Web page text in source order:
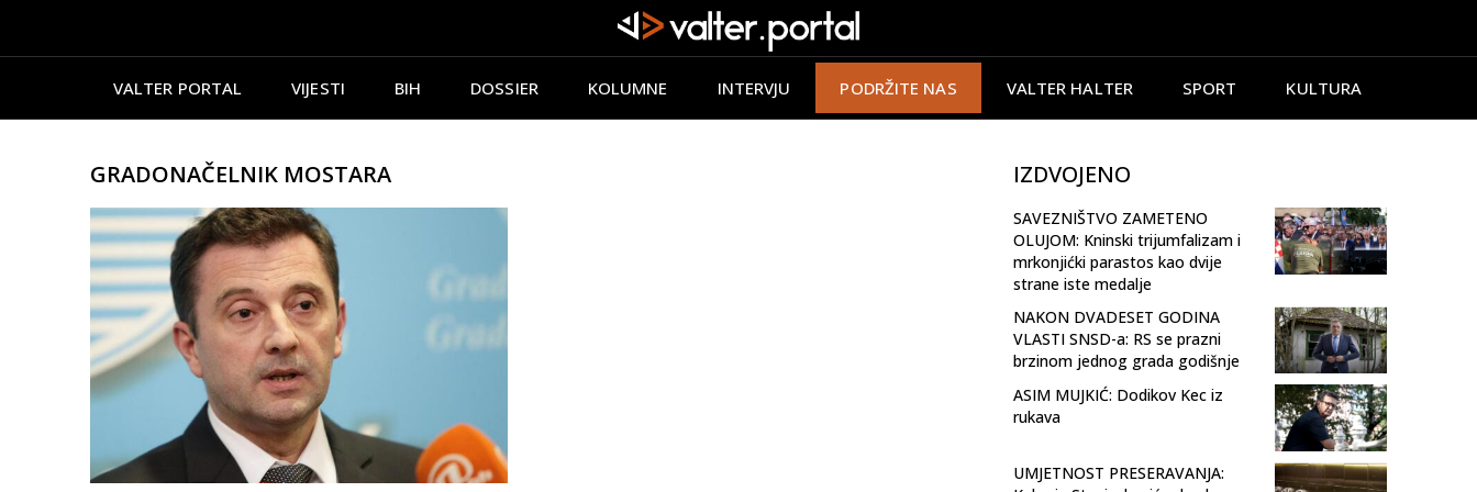
VALTER PORTAL VIJESTI BIH DOSSIER KOLUMNE INTERVJU PODRŽITE NAS VALTER HALTER SPORT KULTURA
GRADONAČELNIK MOSTARA IZDVOJENO
SAVEZNIŠTVO ZAMETENO
OLUJOM: Kninski trijumfalizam i
mrkonjićki parastos kao dvije
strane iste medalje
NAKON DVADESET GODINA
VLASTI SNSD-a: RS se prazni
brzinom jednog grada godišnje
ASIM MUJKIĆ: Dodikov Kec iz
rukava
UMJETNOST PRESERAVANJA: